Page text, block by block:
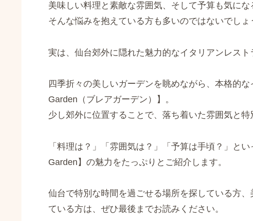
美味しい料理と素敵な雰囲気、そして予算も気にな
そんな悩みを抱えている方も多いのではないでしょ
実は、仙台郊外に隠れた魅力的なイタリアンレスト
四季折々の美しいガーデンを眺めながら、本格的
Garden（ブレアガーデン）】。
少し郊外に位置することで、落ち着いた雰囲気と特
「料理は？」「雰囲気は？」「予算は手頃？」と
Garden】の魅力をたっぷりとご紹介します。
仙台で特別な時間を過ごせる場所を探している方
ている方は、ぜひ最後までお読みください。